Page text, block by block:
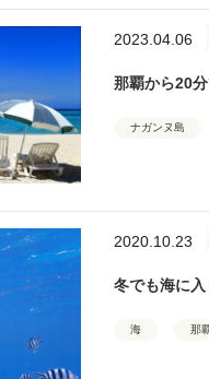
2023.04.06
那覇から20
ナガンヌ島
2020.10.23
冬でも海に
海 那